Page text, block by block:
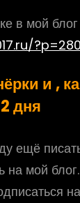
в мой блог
и ,
дня
ещё
на мой блог.